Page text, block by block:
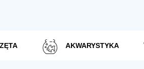
AKWARYSTYKA